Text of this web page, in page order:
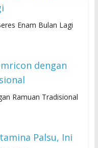
Enam Bulan Lagi
Ramuan Tradisional